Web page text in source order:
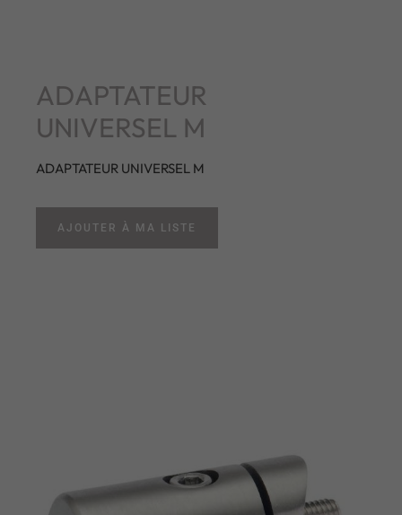
ADAPTATEUR
UNIVERSEL M
ADAPTATEUR UNIVERSEL M
AJOUTER À MA LISTE